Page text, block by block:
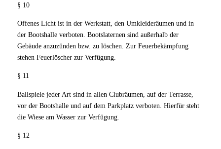
§ 10
Offenes Licht ist in der Werkstatt, den Umkleideräumen und in
der Bootshalle verboten. Bootslaternen sind außerhalb der
Gebäude anzuzünden bzw. zu löschen. Zur Feuerbekämpfung
stehen Feuerlöscher zur Verfügung.
§ 11
Ballspiele jeder Art sind in allen Clubräumen, auf der Terrasse,
vor der Bootshalle und auf dem Parkplatz verboten. Hierfür steht
die Wiese am Wasser zur Verfügung.
§ 12